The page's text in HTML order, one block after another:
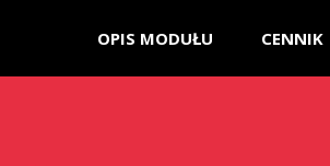
OPIS MODUŁU CENNIK